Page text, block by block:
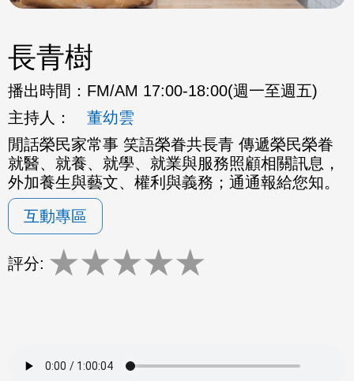
長青樹
播出時間： FM/AM 17:00-18:00(週一至週五)
主持人：
董幼雲
閒話榮民家常事 笑語榮眷共長青 傳遞榮民榮眷
就醫、就養、就學、就業與服務照顧相關訊息，
外加養生與藝文、權利與義務；通通報給您知。
互動專區
評分: ★★★★★